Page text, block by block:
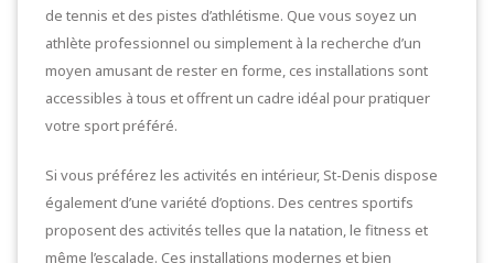
de tennis et des pistes d’athlétisme. Que vous soyez un
athlète professionnel ou simplement à la recherche d’un
moyen amusant de rester en forme, ces installations sont
accessibles à tous et offrent un cadre idéal pour pratiquer
votre sport préféré.
Si vous préférez les activités en intérieur, St-Denis dispose
également d’une variété d’options. Des centres sportifs
proposent des activités telles que la natation, le fitness et
même l’escalade. Ces installations modernes et bien